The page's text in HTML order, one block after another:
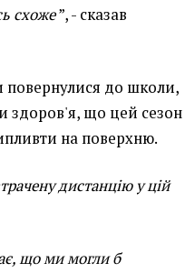
схоже”, - сказав
повернулися до школи,
здоров'я, що цей сезон
на поверхню.
дистанцію у цій
що ми могли б